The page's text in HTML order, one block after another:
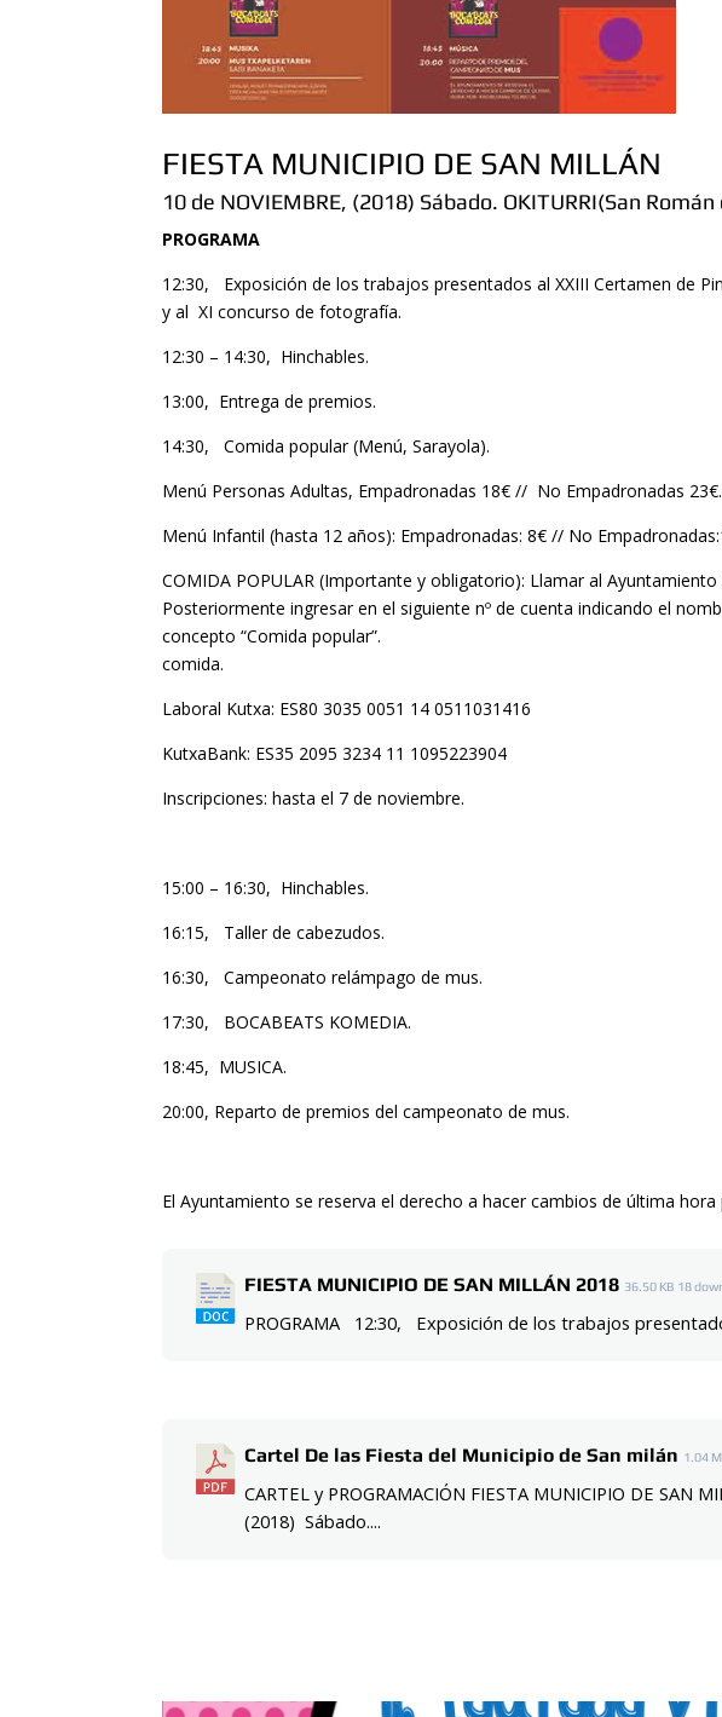
FIESTA MUNICIPIO DE SAN MILLÁN
10 de NOVIEMBRE, (2018) Sábado. OKITURRI(San
PROGRAMA
12:30, Exposición de los trabajos presentados al XXIII Certamen de
y al XI concurso de fotografía.
12:30 – 14:30, Hinchables.
13:00, Entrega de premios.
14:30, Comida popular (Menú, Sarayola).
Menú Personas Adultas, Empadronadas 18€ // No Empadronadas 23€.
Menú Infantil (hasta 12 años): Empadronadas: 8€ // No
COMIDA POPULAR (Importante y obligatorio): Llamar al
Posteriormente ingresar en el siguiente nº de cuenta indicando el
concepto “Comida popular”. El
comida.
Laboral Kutxa: ES80 3035 0051 14 0511031416
KutxaBank: ES35 2095 3234 11 1095223904
Inscripciones: hasta el 7 de noviembre.
15:00 – 16:30, Hinchables.
16:15, Taller de cabezudos.
16:30, Campeonato relámpago de mus.
17:30, BOCABEATS KOMEDIA.
18:45, MUSICA.
20:00, Reparto de premios del campeonato de mus.
El Ayuntamiento se reserva el derecho a hacer cambios de última
FIESTA MUNICIPIO DE SAN MILLÁN 2018 36.50 KB 18
PROGRAMA 12:30, Exposición de los trabajos
Cartel De las Fiesta del Municipio de San milán 1.04
CARTEL y PROGRAMACIÓN FIESTA MUNICIPIO DE SAN
(2018) Sábado....